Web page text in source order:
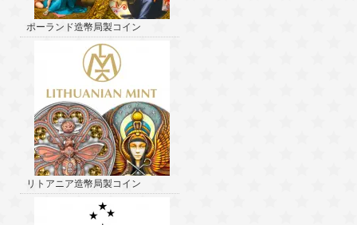
ポーランド造幣局製コイン
リトアニア造幣局製コイン